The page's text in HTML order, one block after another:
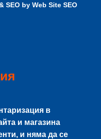
SEO by Web Site SEO
в
и магазина
и няма да се